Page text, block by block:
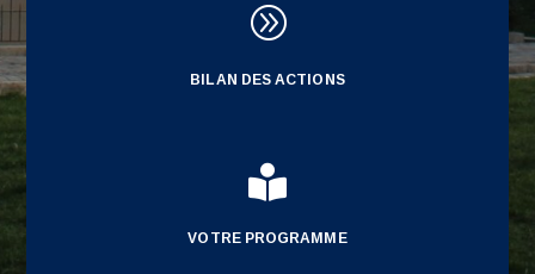
A
BILAN DES ACTIONS

VOTRE PROGRAMME